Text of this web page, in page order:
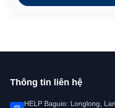
Thông tin liên hệ
HELP Baguio: Longlong,